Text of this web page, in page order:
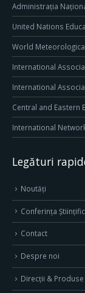
Administrația
United Nations
World
International
International
Central and Eastern
International
Legături
Noutăți
Conferința
Contact
Despre noi
Direcţii & Produse